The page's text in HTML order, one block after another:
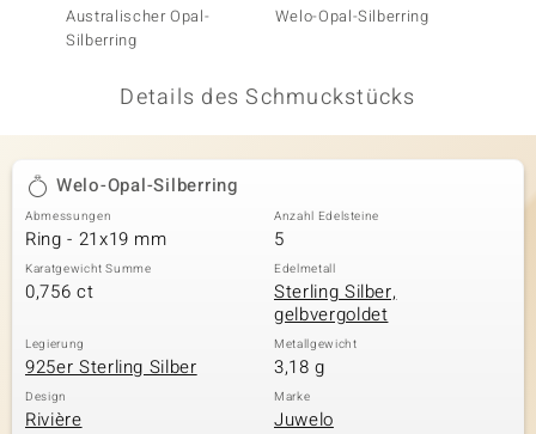
Australischer Opal-
Silberring
Welo-Opal-Silberring
Details des Schmuckstücks
Welo-Opal-Silberring
Abmessungen
Ring - 21x19 mm
Anzahl Edelsteine
5
Karatgewicht Summe
0,756 ct
Edelmetall
Sterling Silber,
gelbvergoldet
Legierung
925er Sterling Silber
Metallgewicht
3,18 g
Design
Rivière
Marke
Juwelo